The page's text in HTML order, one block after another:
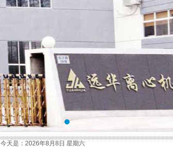
今天是：2026年8月8日 星期六